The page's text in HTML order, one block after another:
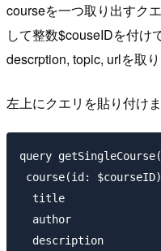
courseを一つ取り出すク
して整数$couseIDを付け
descrption, topic, urlを取り
左上にクエリを貼り付けま
query
course(id:
  title
  author
  description